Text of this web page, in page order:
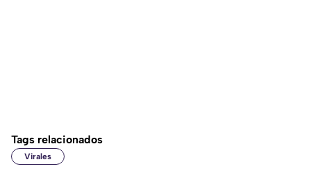
Tags relacionados
Virales